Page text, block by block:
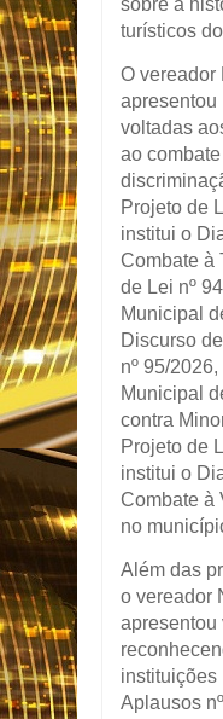
sobre a
turísticos
O vereador
apresentou
voltadas
ao
Projeto de
institui o
Combate à
de Lei nº
Municipal
Discurso
nº 95/
Municipal
contra
Projeto de
institui o
Combate à
no
Além das
o vereador
apresentou
instituições
Aplausos